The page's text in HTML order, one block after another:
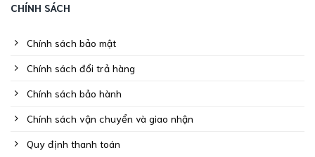
CHÍNH SÁCH
Chính sách bảo mật
Chính sách đổi trả hàng
Chính sách bảo hành
Chính sách vận chuyển và giao nhận
Quy định thanh toán